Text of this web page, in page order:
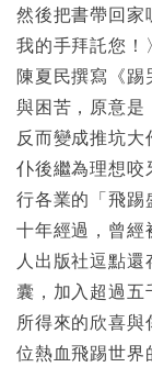
然後把書帶回
我的手拜託您！〉
陳夏民撰寫《踢
與困苦，原意是
反而變成推坑
仆後繼為理想咬
行各業的「飛踢
十年經過，曾經
人出版社逗點
囊，加入超過五
所得來的欣喜與
位熱血飛踢世界